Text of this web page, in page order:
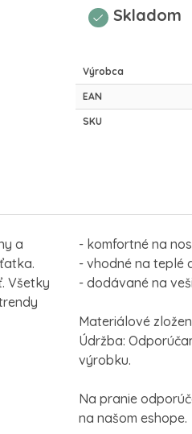
Skladom
Výrobca
EAN
SKU
a
Všetky
- komfortné na
- vhodné na teplé
- dodávané na
Materiálové
Údržba:
výrobku.
Na pranie
na našom eshope.